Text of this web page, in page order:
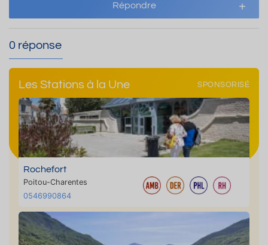
Répondre
0 réponse
Les Stations à la Une SPONSORISÉ
Rochefort
Poitou-Charentes
0546990864